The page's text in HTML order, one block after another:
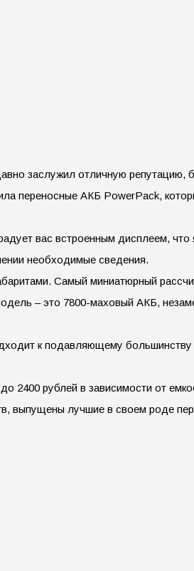
заслужил отличную
переносные АКБ PowerPack,
вас встроенным дисплеем,
необходимые сведения.
Самый миниатюрный
– это 7800-маховый АКБ,
к подавляющему
2400 рублей в зависимости от
выпущены лучшие в своем роде